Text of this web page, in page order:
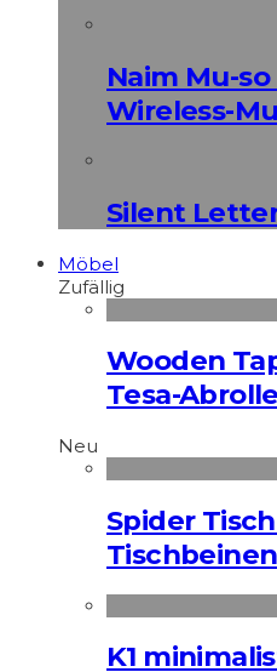
Naim Mu-
Wireless-
Silent
Möbel
Zufällig
Wooden
Tesa-
Neu
Spider
Tischbeinen
K1